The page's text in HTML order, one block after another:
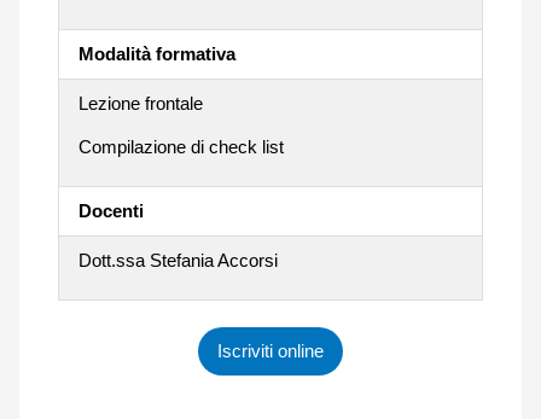
Modalità formativa
Lezione frontale
Compilazione di check list
Docenti
Dott.ssa Stefania Accorsi
Iscriviti online